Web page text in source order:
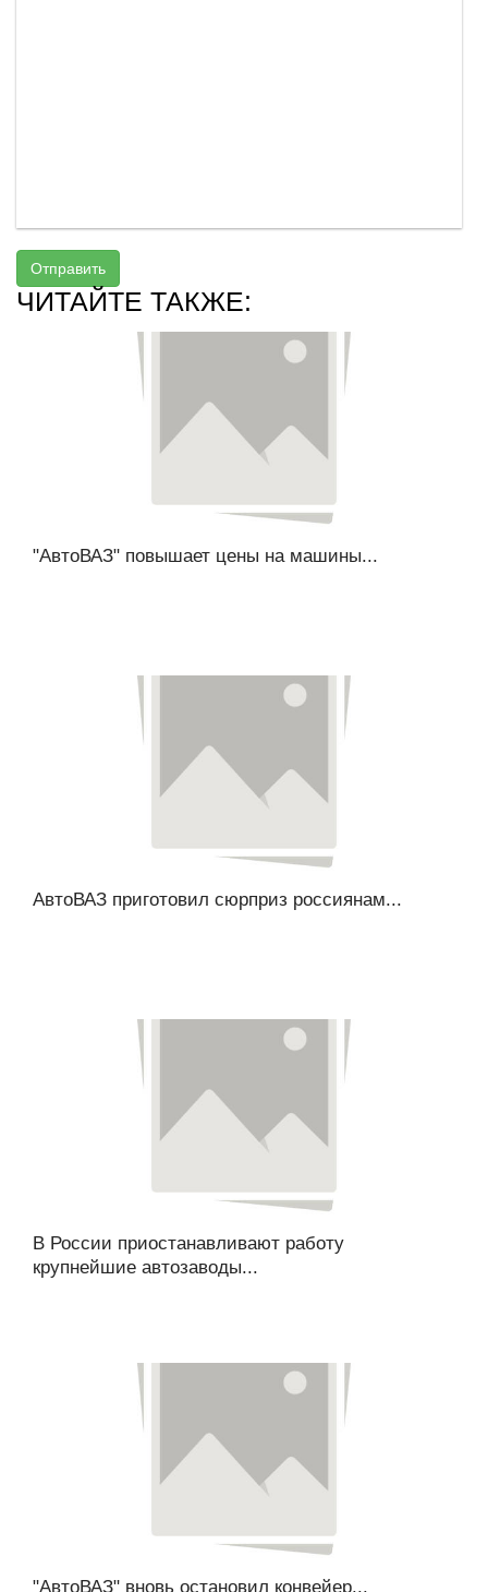
Отправить
ЧИТАЙТЕ ТАКЖЕ:
"АвтоВАЗ" повышает цены на машины...
АвтоВАЗ приготовил сюрприз россиянам...
В России приостанавливают работу
крупнейшие автозаводы...
"АвтоВАЗ" вновь остановил конвейер...